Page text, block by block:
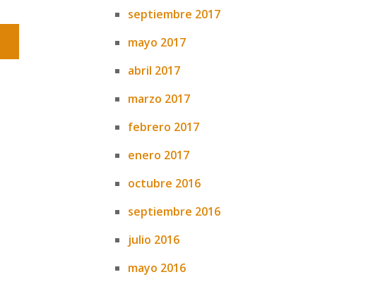
septiembre 2017
mayo 2017
abril 2017
marzo 2017
febrero 2017
enero 2017
octubre 2016
septiembre 2016
julio 2016
mayo 2016